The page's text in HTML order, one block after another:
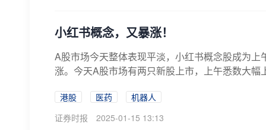
小红书概念，又暴涨！
A股市场今天整体表现平淡，小红书概念股成为
涨。今天A股市场有两只新股上市，上午悉数大
港股 医药
机器人
证券时报
2025-01-15 13:13